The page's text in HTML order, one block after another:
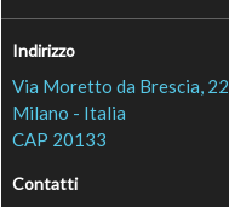
Indirizzo
Via Moretto da Brescia, 22
Milano - Italia
CAP 20133
Contatti